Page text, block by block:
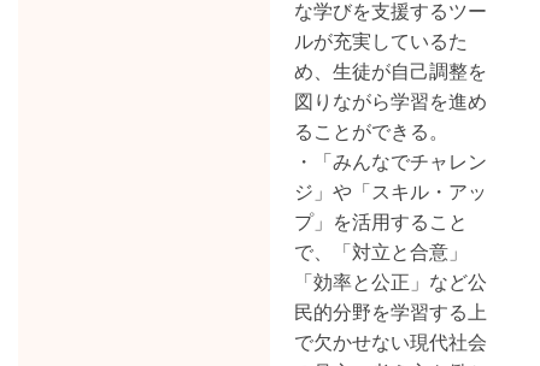
な学びを支援するツー
ルが充実しているた
め、生徒が自己調整を
図りながら学習を進め
ることができる。
・「みんなでチャレン
ジ」や「スキル・アッ
プ」を活用すること
で、「対立と合意」
「効率と公正」など公
民的分野を学習する上
で欠かせない現代社会